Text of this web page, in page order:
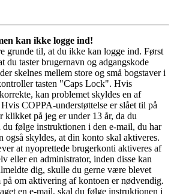
kan ikke logge ind!
grunde til, at du ikke kan logge ind. Først
du taster brugernavn og adgangskode
skelnes mellem store og små bogstaver i
tasten "Caps Lock". Hvis
kan problemet skyldes en af
COPPA-understøttelse er slået til på
klikket på jeg er under 13 år, da du
følge instruktionen i den e-mail, du har
også skyldes, at din konto skal aktiveres.
at nyoprettede brugerkonti aktiveres af
eller en administrator, inden disse kan
dig, skulle du gerne være blevet
om aktivering af kontoen er nødvendig.
en e-mail, skal du følge instruktionen i